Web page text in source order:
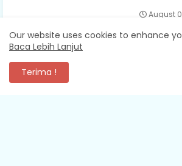
August
KOMENTAR
Our website uses cookies to enhance
Baca Lebih Lanjut
Terima !